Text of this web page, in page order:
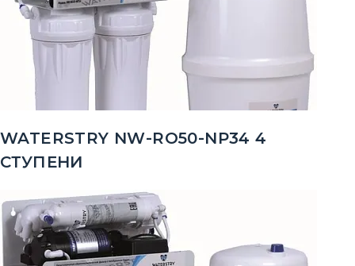
WATERSTRY NW-RO50-NP34 4
СТУПЕНИ